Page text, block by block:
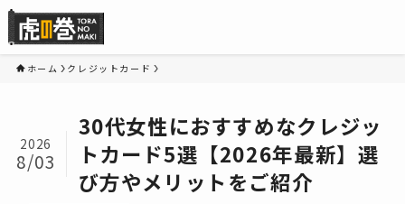
ホーム クレジットカード
30代女性におすすめなクレジッ
トカード5選【2026年最新】選
び方やメリットをご紹介
2026
8/03